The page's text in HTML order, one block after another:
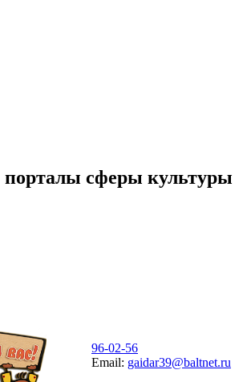
сферы культуры
96-02-56
Email: gaidar39@baltnet.ru